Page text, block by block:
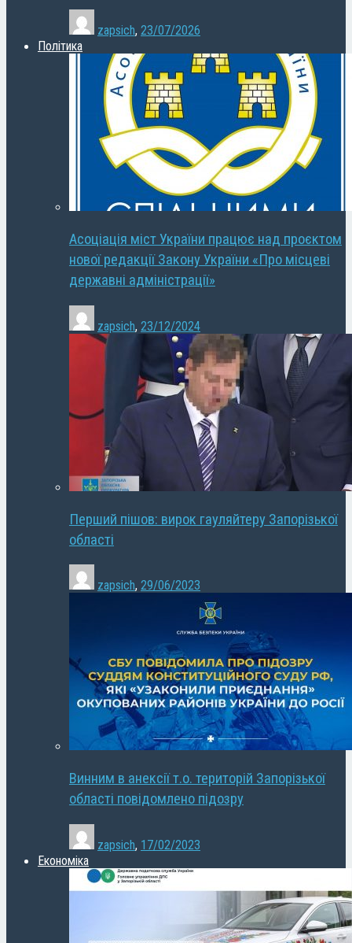
zapsich, 23/07/2026
Політика
Асоціація міст України працює над проєктом
нової редакції Закону України «Про місцеві
державні адміністрації»
zapsich, 23/12/2024
Перший пішов: вирок гауляйтеру Запорізької
області
zapsich, 29/06/2023
Винним в анексії т.о. територій Запорізької
області повідомлено підозру
zapsich, 17/02/2023
Економіка